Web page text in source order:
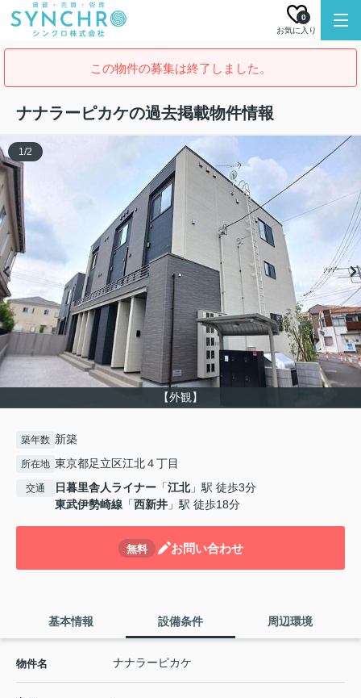
お気に入り
0
この物件の募集は終了しました。
ナナラーピカケの過去掲載物件情報
【外観】
1/2
築年数 新築
所在地 東京都足立区江北４丁目
交通 日暮里舎人ライナー 「江北」駅 徒歩3分
東武伊勢崎線 「西新井 」駅 徒歩18分
無料 お問い合わせ
基本情報 設備条件 周辺環境
物件名 ナナラーピカケ